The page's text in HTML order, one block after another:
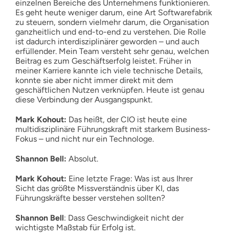
einzelnen Bereiche des Unternehmens funktionieren.
Es geht heute weniger darum, eine Art Softwarefabrik
zu steuern, sondern vielmehr darum, die Organisation
ganzheitlich und end-to-end zu verstehen. Die Rolle
ist dadurch interdisziplinärer geworden – und auch
erfüllender. Mein Team versteht sehr genau, welchen
Beitrag es zum Geschäftserfolg leistet. Früher in
meiner Karriere kannte ich viele technische Details,
konnte sie aber nicht immer direkt mit dem
geschäftlichen Nutzen verknüpfen. Heute ist genau
diese Verbindung der Ausgangspunkt.
Mark Kohout: Das heißt, der CIO ist heute eine
multidisziplinäre Führungskraft mit starkem Business-
Fokus – und nicht nur ein Technologe.
Shannon Bell: Absolut.
Mark Kohout: Eine letzte Frage: Was ist aus Ihrer
Sicht das größte Missverständnis über KI, das
Führungskräfte besser verstehen sollten?
Shannon Bell: Dass Geschwindigkeit nicht der
wichtigste Maßstab für Erfolg ist.